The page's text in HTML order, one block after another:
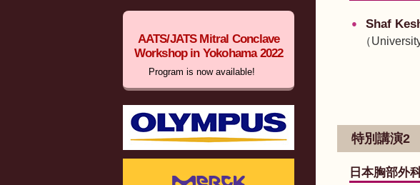
AATS/JATS Mitral Conclave
Workshop in Yokohama 2022
Program is now available!
Shaf
（
特別講演2
日本胸部外